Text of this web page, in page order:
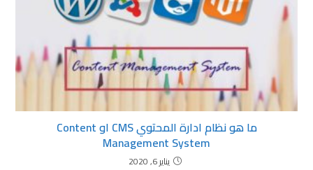
ما هو نظام ادارة المحتوي CMS او Content
Management System
يناير 6, 2020